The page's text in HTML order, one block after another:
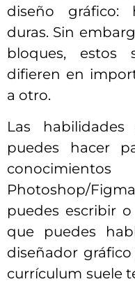
diseño gráfico:
duras. Sin
bloques, estos
difieren en
a otro.
Las
puedes hacer
Photoshop/
puedes escribir
que puedes
diseñador
currículum suele